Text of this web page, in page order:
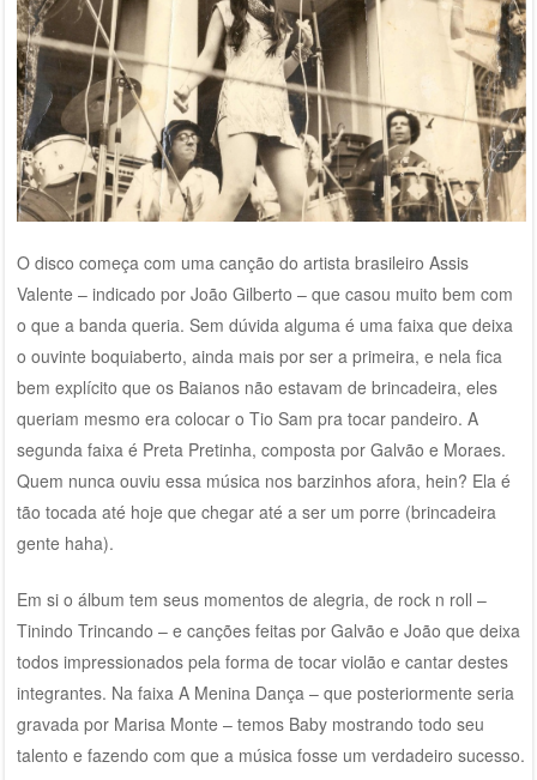
O disco começa com uma canção do artista brasileiro Assis
Valente – indicado por João Gilberto – que casou muito bem com
o que a banda queria. Sem dúvida alguma é uma faixa que deixa
o ouvinte boquiaberto, ainda mais por ser a primeira, e nela fica
bem explícito que os Baianos não estavam de brincadeira, eles
queriam mesmo era colocar o Tio Sam pra tocar pandeiro. A
segunda faixa é Preta Pretinha, composta por Galvão e Moraes.
Quem nunca ouviu essa música nos barzinhos afora, hein? Ela é
tão tocada até hoje que chegar até a ser um porre (brincadeira
gente haha).
Em si o álbum tem seus momentos de alegria, de rock n roll –
Tinindo Trincando – e canções feitas por Galvão e João que deixa
todos impressionados pela forma de tocar violão e cantar destes
integrantes. Na faixa A Menina Dança – que posteriormente seria
gravada por Marisa Monte – temos Baby mostrando todo seu
talento e fazendo com que a música fosse um verdadeiro sucesso.